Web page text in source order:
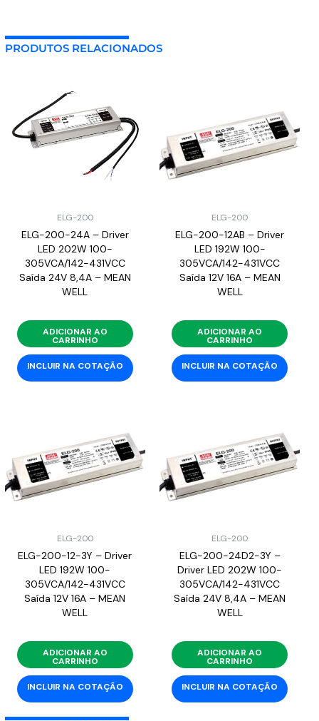
PRODUTOS RELACIONADOS
ELG-200
ELG-200-24A – Driver
LED 202W 100-
305VCA/142-431VCC
Saída 24V 8,4A – MEAN
WELL
ADICIONAR AO
CARRINHO
INCLUIR NA COTAÇÃO
ELG-200
ELG-200-12AB – Driver
LED 192W 100-
305VCA/142-431VCC
Saída 12V 16A – MEAN
WELL
ADICIONAR AO
CARRINHO
INCLUIR NA COTAÇÃO
ELG-200
ELG-200-12-3Y – Driver
LED 192W 100-
305VCA/142-431VCC
Saída 12V 16A – MEAN
WELL
ADICIONAR AO
CARRINHO
INCLUIR NA COTAÇÃO
ELG-200
ELG-200-24D2-3Y –
Driver LED 202W 100-
305VCA/142-431VCC
Saída 24V 8,4A – MEAN
WELL
ADICIONAR AO
CARRINHO
INCLUIR NA COTAÇÃO